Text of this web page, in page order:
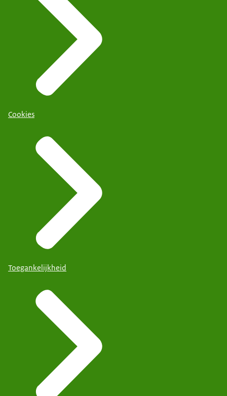
Cookies
Toegankelijkheid